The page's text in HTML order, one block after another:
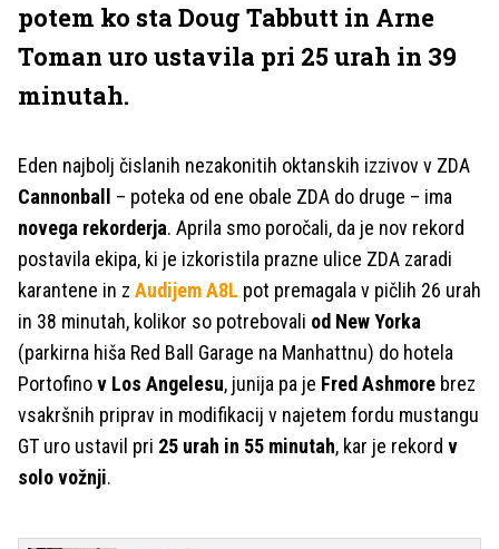
potem ko sta Doug Tabbutt in Arne
Toman uro ustavila pri 25 urah in 39
minutah.
Eden najbolj čislanih nezakonitih oktanskih izzivov v ZDA
Cannonball
– poteka od ene obale ZDA do druge – ima
novega rekorderja. Aprila smo poročali, da je nov rekord
postavila ekipa, ki je izkoristila prazne ulice ZDA zaradi
karantene in z Audijem A8L pot premagala v pičlih 26 urah
in 38 minutah, kolikor so potrebovali od New Yorka
(parkirna hiša Red Ball Garage na Manhattnu) do hotela
Portofinov Los Angelesu, junija pa je Fred Ashmore brez
vsakršnih priprav in modifikacij v najetem fordu mustangu
GT uro ustavil pri 25 urah in 55 minutah, kar je rekord v
solo vožnji.